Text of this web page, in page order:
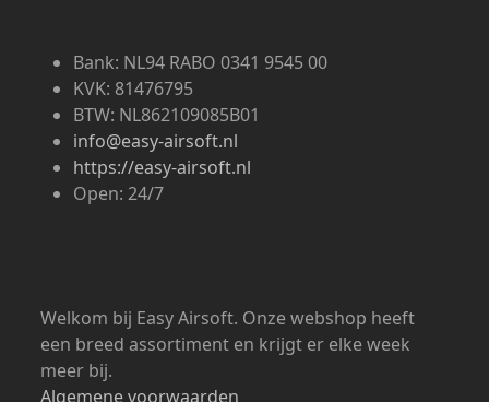
Bank: NL94 RABO 0341 9545 00
KVK: 81476795
BTW: NL862109085B01
info@easy-airsoft.nl
https://easy-airsoft.nl
Open: 24/7
Welkom bij Easy Airsoft. Onze webshop heeft
een breed assortiment en krijgt er elke week
meer bij.
Algemene voorwaarden